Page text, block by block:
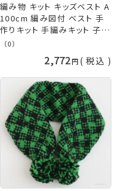
編み物 キット キッズベスト A
100cm 編み図付 ベスト 手
作りキット 手編みキット 子供
こども キッズ ベビー 手編み
白 やわらかラム ダルマ 横田
daruma ykt 手芸の山久
（0）
2,772 税込